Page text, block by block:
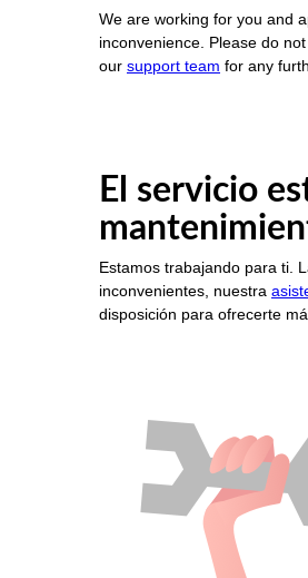
We are working for you and
inconvenience. Please do
our support team for any
El servicio
Estamos trabajando para ti.
inconvenientes, nuestra
disposición para ofrecerte